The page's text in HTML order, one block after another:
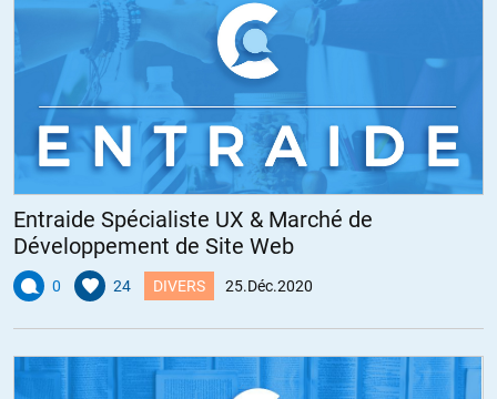
Entraide Spécialiste UX & Marché de
Développement de Site Web
0 24 DIVERS 25.Déc.2020